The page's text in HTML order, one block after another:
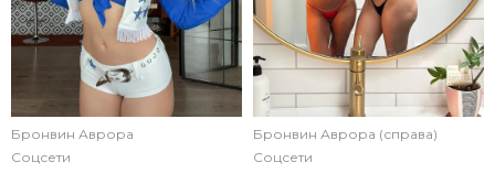
Бронвин Аврора
Соцсети
Бронвин Аврора (справа)
Соцсети